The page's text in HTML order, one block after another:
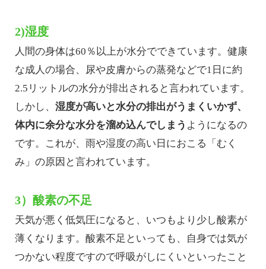
2)湿度
人間の身体は60％以上が水分でできています。健康
な成人の場合、尿や皮膚からの蒸発などで1日に約
2.5リットルの水分が排出されると言われています。
しかし、 湿度が高いと水分の排出がうまくいかず、
体内に余分な水分を溜め込んでしまう ようになるの
です。これが、雨や湿度の高い日におこる「むく
み」の原因と言われています。
3）酸素の不足
天気が悪く低気圧になると、いつもより少し酸素が
薄くなります。酸素不足といっても、自身では気が
つかない程度ですので呼吸がしにくいといったこと